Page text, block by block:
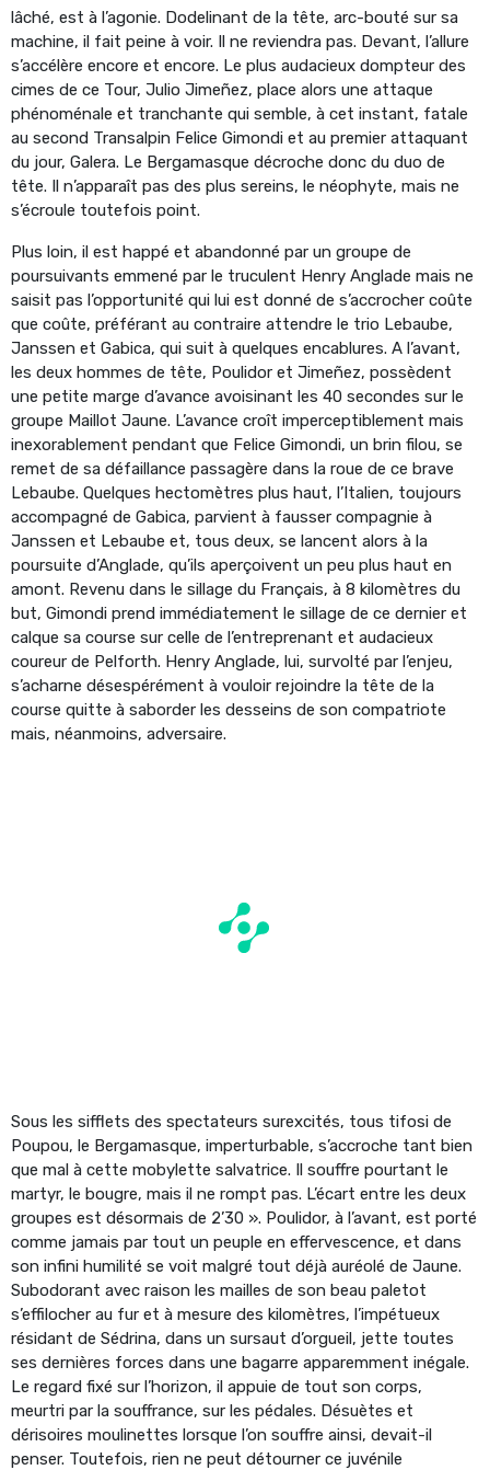
lâché, est à l’agonie. Dodelinant de la tête, arc-bouté sur sa
machine, il fait peine à voir. Il ne reviendra pas. Devant, l’allure
s’accélère encore et encore. Le plus audacieux dompteur des
cimes de ce Tour, Julio Jimeñez, place alors une attaque
phénoménale et tranchante qui semble, à cet instant, fatale
au second Transalpin Felice Gimondi et au premier attaquant
du jour, Galera. Le Bergamasque décroche donc du duo de
tête. Il n’apparaît pas des plus sereins, le néophyte, mais ne
s’écroule toutefois point.
Plus loin, il est happé et abandonné par un groupe de
poursuivants emmené par le truculent Henry Anglade mais ne
saisit pas l’opportunité qui lui est donné de s’accrocher coûte
que coûte, préférant au contraire attendre le trio Lebaube,
Janssen et Gabica, qui suit à quelques encablures. A l’avant,
les deux hommes de tête, Poulidor et Jimeñez, possèdent
une petite marge d’avance avoisinant les 40 secondes sur le
groupe Maillot Jaune. L’avance croît imperceptiblement mais
inexorablement pendant que Felice Gimondi, un brin filou, se
remet de sa défaillance passagère dans la roue de ce brave
Lebaube. Quelques hectomètres plus haut, l’Italien, toujours
accompagné de Gabica, parvient à fausser compagnie à
Janssen et Lebaube et, tous deux, se lancent alors à la
poursuite d’Anglade, qu’ils aperçoivent un peu plus haut en
amont. Revenu dans le sillage du Français, à 8 kilomètres du
but, Gimondi prend immédiatement le sillage de ce dernier et
calque sa course sur celle de l’entreprenant et audacieux
coureur de Pelforth. Henry Anglade, lui, survolté par l’enjeu,
s’acharne désespérément à vouloir rejoindre la tête de la
course quitte à saborder les desseins de son compatriote
mais, néanmoins, adversaire.
Sous les sifflets des spectateurs surexcités, tous tifosi de
Poupou, le Bergamasque, imperturbable, s’accroche tant bien
que mal à cette mobylette salvatrice. Il souffre pourtant le
martyr, le bougre, mais il ne rompt pas. L’écart entre les deux
groupes est désormais de 2’30 ». Poulidor, à l’avant, est porté
comme jamais par tout un peuple en effervescence, et dans
son infini humilité se voit malgré tout déjà auréolé de Jaune.
Subodorant avec raison les mailles de son beau paletot
s’effilocher au fur et à mesure des kilomètres, l’impétueux
résidant de Sédrina, dans un sursaut d’orgueil, jette toutes
ses dernières forces dans une bagarre apparemment inégale.
Le regard fixé sur l’horizon, il appuie de tout son corps,
meurtri par la souffrance, sur les pédales. Désuètes et
dérisoires moulinettes lorsque l’on souffre ainsi, devait-il
penser. Toutefois, rien ne peut détourner ce juvénile